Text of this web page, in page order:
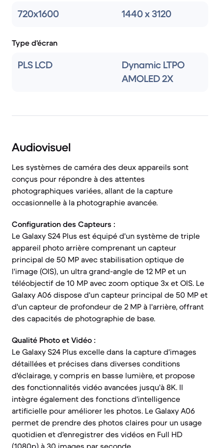
720x1600 1440 x 3120
Type d'écran
PLS LCD
Dynamic LTPO
AMOLED 2X
Audiovisuel
Les systèmes de caméra des deux appareils sont
conçus pour répondre à des attentes
photographiques variées, allant de la capture
occasionnelle à la photographie avancée.
Configuration des Capteurs :
Le Galaxy S24 Plus est équipé d'un système de triple
appareil photo arrière comprenant un capteur
principal de 50 MP avec stabilisation optique de
l'image (OIS), un ultra grand-angle de 12 MP et un
téléobjectif de 10 MP avec zoom optique 3x et OIS. Le
Galaxy A06 dispose d'un capteur principal de 50 MP et
d'un capteur de profondeur de 2 MP à l'arrière, offrant
des capacités de photographie de base.
Qualité Photo et Vidéo :
Le Galaxy S24 Plus excelle dans la capture d'images
détaillées et précises dans diverses conditions
d'éclairage, y compris en basse lumière, et propose
des fonctionnalités vidéo avancées jusqu'à 8K. Il
intègre également des fonctions d'intelligence
artificielle pour améliorer les photos. Le Galaxy A06
permet de prendre des photos claires pour un usage
quotidien et d'enregistrer des vidéos en Full HD
(1080p) à 30 images par seconde.